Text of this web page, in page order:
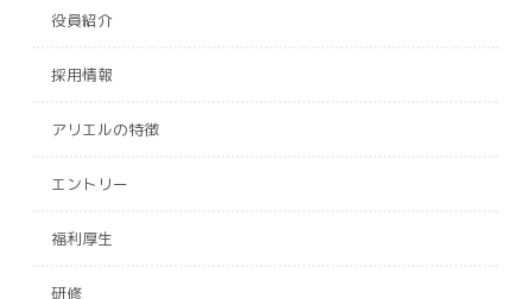
役員紹介
採用情報
アリエルの特徴
エントリー
福利厚生
研修